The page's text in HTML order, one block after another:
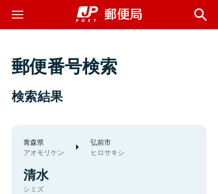
郵便番号検索
検索結果
青森県
アオモリケン
弘前市
ヒロサキシ
清水
シミズ